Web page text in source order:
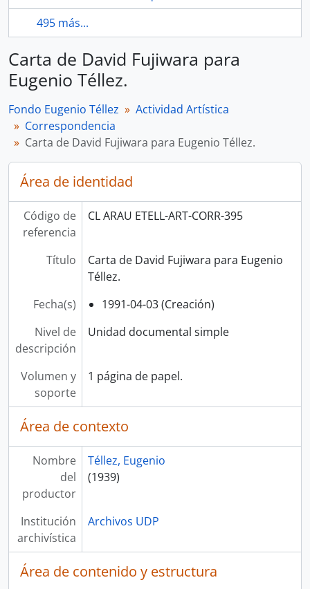
495 más...
Carta de David Fujiwara para
Eugenio Téllez.
Fondo Eugenio Téllez
Actividad Artística
Correspondencia
Carta de David Fujiwara para Eugenio Téllez.
Área de identidad
Código de
referencia
CL ARAU ETELL-ART-CORR-395
Título
Carta de David Fujiwara para Eugenio
Téllez.
Fecha(s)
1991-04-03 (Creación)
Nivel de
descripción
Unidad documental simple
Volumen y
soporte
1 página de papel.
Área de contexto
Nombre
del
productor
Téllez, Eugenio
(1939)
Institución
archivística
Archivos UDP
Área de contenido y estructura